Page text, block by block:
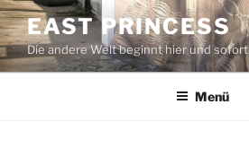
Zum
Inhalt
springen
EAST PRINCESS
Die andere Welt beginnt hier und sofort
Menü